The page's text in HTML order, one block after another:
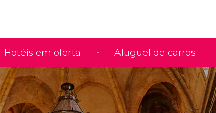
Hotéis em oferta Aluguel de carros